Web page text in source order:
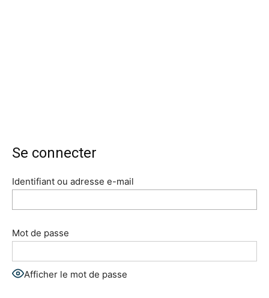
Se connecter
Identifiant ou adresse e-mail
Mot de passe
Afficher le mot de passe